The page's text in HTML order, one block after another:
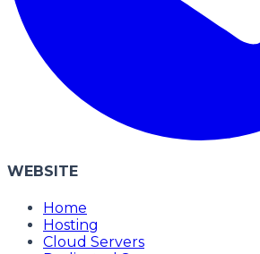
WEBSITE
Home
Hosting
Cloud Servers